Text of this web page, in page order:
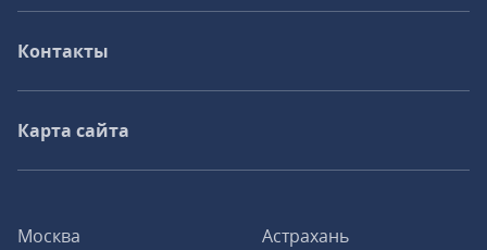
Москва
Астрахань
Контакты
Карта сайта